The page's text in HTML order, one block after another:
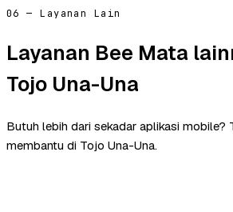
06 — Layanan Lain
Layanan Bee Mata
Tojo Una-Una
Butuh lebih dari sekadar aplikasi mobile?
membantu di Tojo Una-Una.